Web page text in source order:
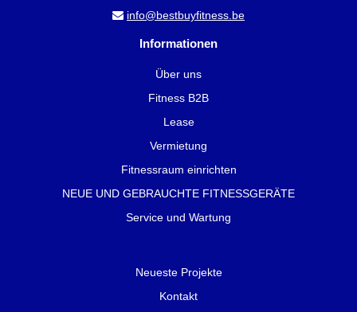
info@bestbuyfitness.be
Informationen
Über uns
Fitness B2B
Lease
Vermietung
Fitnessraum einrichten
NEUE UND GEBRAUCHTE FITNESSGERÄTE
Service und Wartung
Neueste Projekte
Kontakt